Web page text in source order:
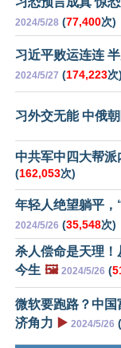
2024/5/28 (77,400次)
习近平败运连连
2024/5/27 (174,223次)
习外交无能 中俄
中共军中四大帮
(162,053次)
年轻人绝望躺平，
2024/5/26 (35,548次)
杀人偿命是天理
今生 🖼️ 2024/5/26 (
微软要跑路？中
济角力 ▶️ 2024/5/26 (